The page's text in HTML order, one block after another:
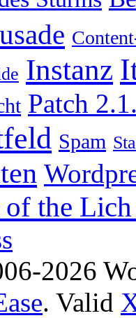
Instanz
Patch
Spam
of the
2026
. Valid